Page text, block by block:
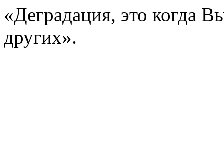
«Деградация, это когда
других».